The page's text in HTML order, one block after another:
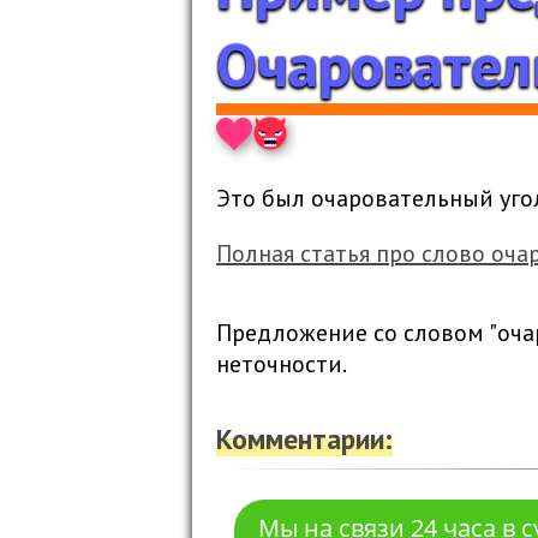
Это был очаровательный
Полная статья про слово
Предложение со словом
неточности.
Комментарии:
Мы на связи 24 часа в